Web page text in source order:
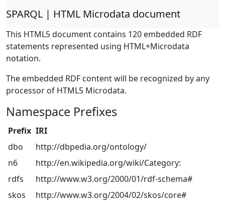
SPARQL | HTML Microdata document
This HTML5 document contains 120 embedded RDF
statements represented using HTML+Microdata
notation.
The embedded RDF content will be recognized by any
processor of HTML5 Microdata.
Namespace Prefixes
Prefix IRI
dbo
http://dbpedia.org/ontology/
n6
http://en.wikipedia.org/wiki/Category:
rdfs
http://www.w3.org/2000/01/rdf-schema#
skos
http://www.w3.org/2004/02/skos/core#